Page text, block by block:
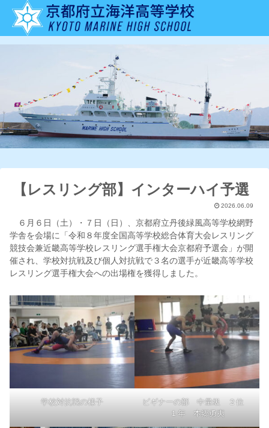
【レスリング部】インターハイ予選
2026.06.09
６月６日（土）・７日（日）、京都府立丹後緑風高等学校網野
学舎を会場に「令和８年度全国高等学校総合体育大会レスリング
競技会兼近畿高等学校レスリング選手権大会京都府予選会」が開
催され、学校対抗戦及び個人対抗戦で３名の選手が近畿高等学校
レスリング選手権大会への出場権を獲得しました。
学校対抗戦の様子
ビギナーの部 中量級 ２位
１年 本郷勇夷